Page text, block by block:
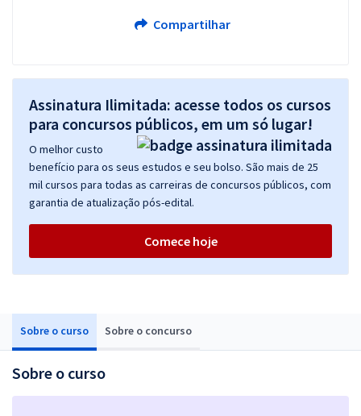
Sobre o curso Sobre o concurso
Sobre o curso
Compartilhar
Assinatura Ilimitada: acesse todos os cursos
para concursos públicos, em um só lugar!
O melhor custo
benefício para os seus estudos e seu bolso. São mais de 25
mil cursos para todas as carreiras de concursos públicos, com
garantia de atualização pós-edital.
Comece hoje